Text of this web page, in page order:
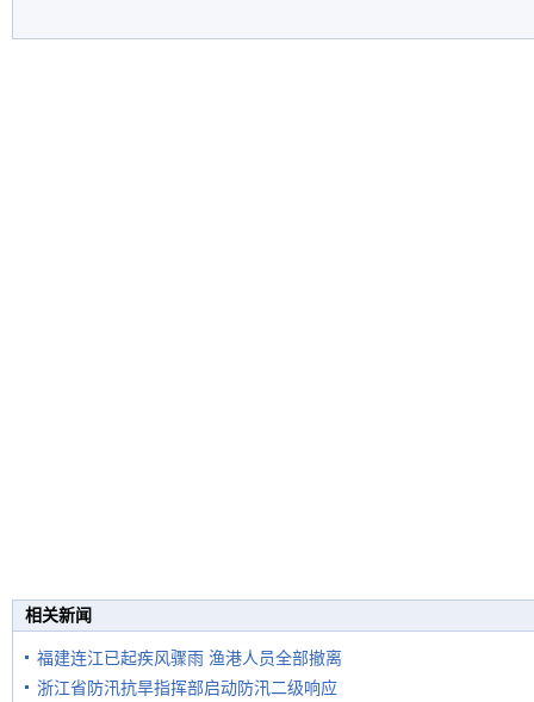
相关新闻
福建连江已起疾风骤雨 渔港人员全部撤离
浙江省防汛抗旱指挥部启动防汛二级响应